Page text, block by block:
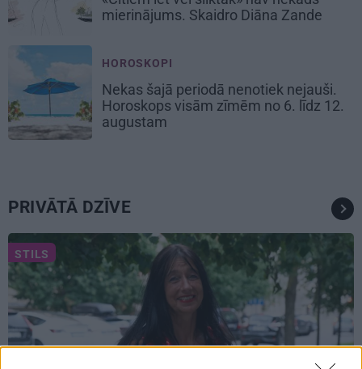
mierinājums. Skaidro Diāna Zande
HOROSKOPI
Nekas šajā periodā nenotiek nejauši.
Horoskops visām zīmēm no 6. līdz 12.
augustam
PRIVĀTĀ DZĪVE
STILS